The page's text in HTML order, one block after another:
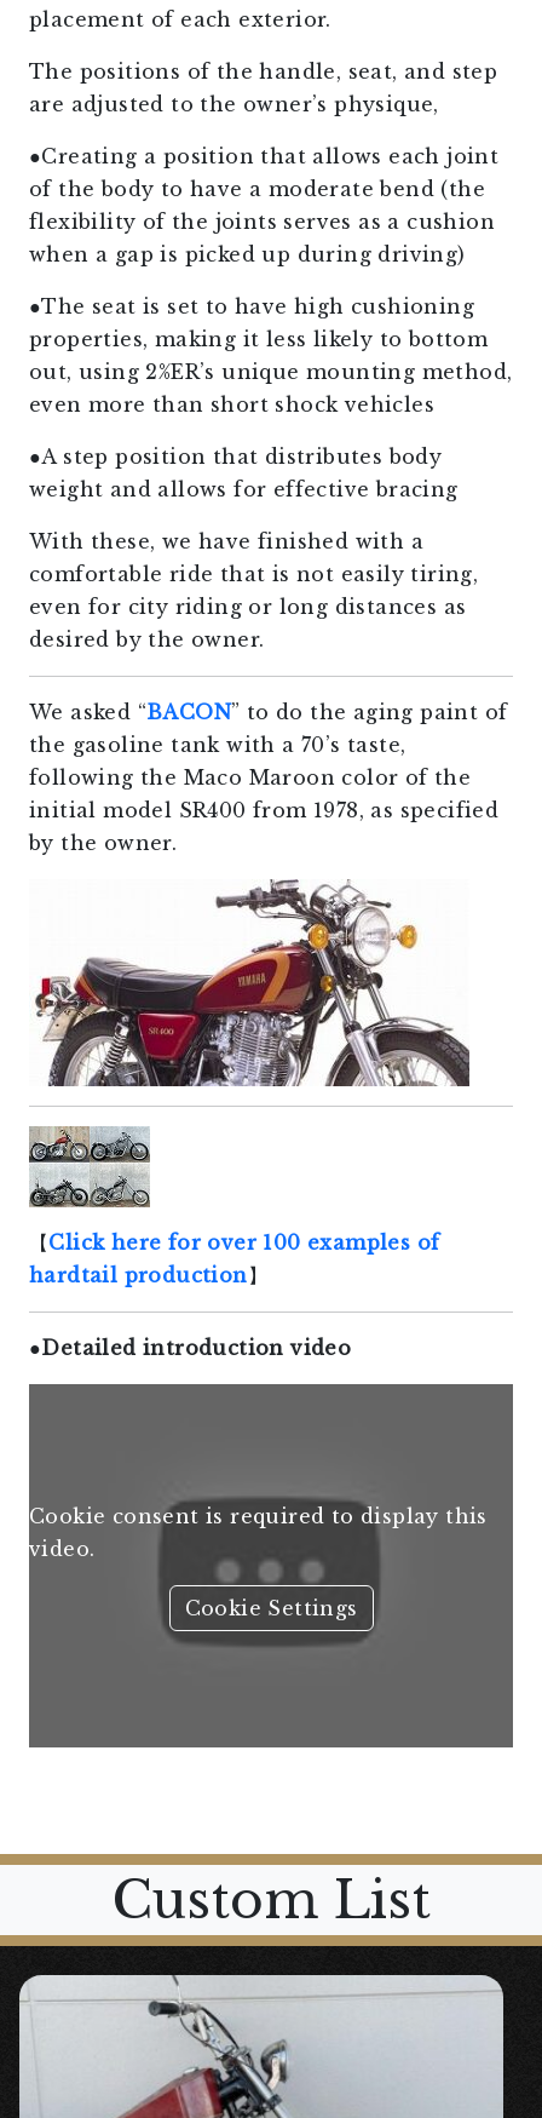
placement of each exterior.
The positions of the handle, seat, and step
are adjusted to the owner’s physique,
●Creating a position that allows each joint
of the body to have a moderate bend (the
flexibility of the joints serves as a cushion
when a gap is picked up during driving)
●The seat is set to have high cushioning
properties, making it less likely to bottom
out, using 2%ER’s unique mounting method,
even more than short shock vehicles
●A step position that distributes body
weight and allows for effective bracing
With these, we have finished with a
comfortable ride that is not easily tiring,
even for city riding or long distances as
desired by the owner.
We asked “BACON” to do the aging paint of
the gasoline tank with a 70’s taste,
following the Maco Maroon color of the
initial model SR400 from 1978, as specified
by the owner.
【Click here for over 100 examples of
hardtail production】
●Detailed introduction video
Cookie consent is required to display this
video.
Cookie Settings
Custom List